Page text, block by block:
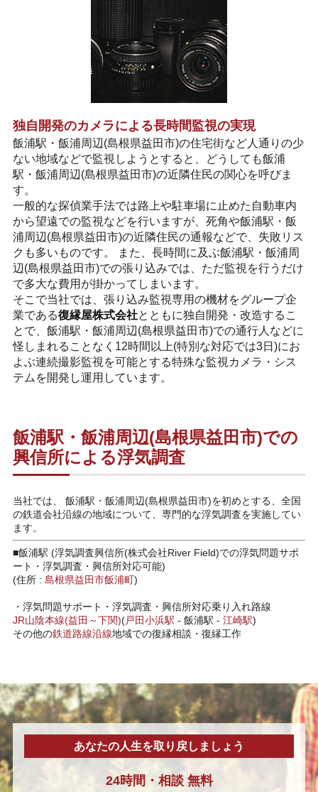
独自開発のカメラによる長時間監視の実現
飯浦駅・飯浦周辺(島根県益田市)の住宅街など人通りの少
ない地域などで監視しようとすると、どうしても飯浦
駅・飯浦周辺(島根県益田市)の近隣住民の関心を呼びま
す。
一般的な探偵業手法では路上や駐車場に止めた自動車内
から望遠での監視などを行いますが、死角や飯浦駅・飯
浦周辺(島根県益田市)の近隣住民の通報などで、失敗リス
クも多いものです。 また、長時間に及ぶ飯浦駅・飯浦周
辺(島根県益田市)での張り込みでは、ただ監視を行うだけ
で多大な費用が掛かってしまいます。
そこで当社では、張り込み監視専用の機材をグループ企
業である復縁屋株式会社とともに独自開発・改造するこ
とで、飯浦駅・飯浦周辺(島根県益田市)での通行人などに
怪しまれることなく12時間以上(特別な対応では3日)にお
よぶ連続撮影監視を可能とする特殊な監視カメラ・シス
テムを開発し運用しています。
飯浦駅・飯浦周辺(島根県益田市)での
興信所による浮気調査
当社では、 飯浦駅・飯浦周辺(島根県益田市)を初めとする、全国
の鉄道会社沿線の地域について、専門的な浮気調査を実施してい
ます。
■飯浦駅 (浮気調査興信所(株式会社River Field)での浮気問題サポ
ート・浮気調査・興信所対応可能)
(住所 : 島根県益田市飯浦町)
・ 浮気問題サポート・浮気調査・興信所対応乗り入れ路線
JR山陰本線(益田～下関)(戸田小浜駅 - 飯浦駅 - 江崎駅)
その他の鉄道路線沿線地域での復縁相談・復縁工作
あなたの人生を取り戻しましょう
24時間・ 相談無料